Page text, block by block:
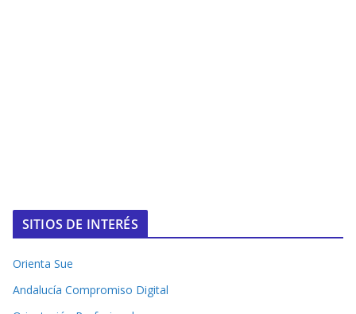
SITIOS DE INTERÉS
Orienta Sue
Andalucía Compromiso Digital